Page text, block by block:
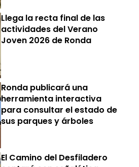
Llega la recta final de las
actividades del Verano
Joven 2026 de Ronda
Ronda publicará una
herramienta interactiva
para consultar el estado de
sus parques y árboles
El Camino del Desfiladero